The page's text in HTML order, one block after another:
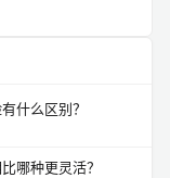
什么区别？
哪种更灵活？